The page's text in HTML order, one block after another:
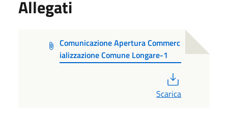
Allegati
Comunicazione Apertura Commerc
ializzazione Comune Longare-1
Scarica